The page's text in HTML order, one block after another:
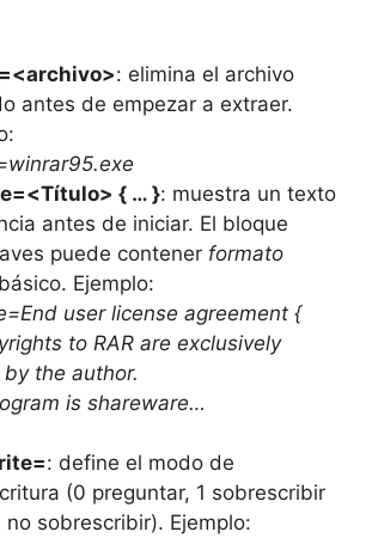
: elimina el archivo
antes de empezar a extraer.
{ … }: muestra un texto
antes de iniciar. El bloque
puede contener formato
básico. Ejemplo:
user license agreement {
to RAR are exclusively
the author.
is shareware…
: define el modo de
(0 preguntar, 1 sobrescribir
sobrescribir). Ejemplo: